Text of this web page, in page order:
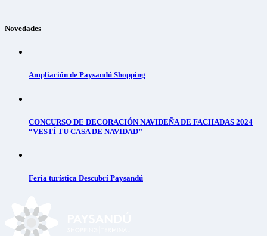
Novedades
Ampliación de Paysandú Shopping
CONCURSO DE DECORACIÓN NAVIDEÑA DE FACHADAS 2024
“VESTÍ TU CASA DE NAVIDAD”
Feria turística Descubrí Paysandú